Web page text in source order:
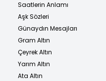
Saatlerin Anlamı
Aşk Sözleri
Günaydın Mesajları
Gram Altın
Çeyrek Altın
Yarım Altın
Ata Altın